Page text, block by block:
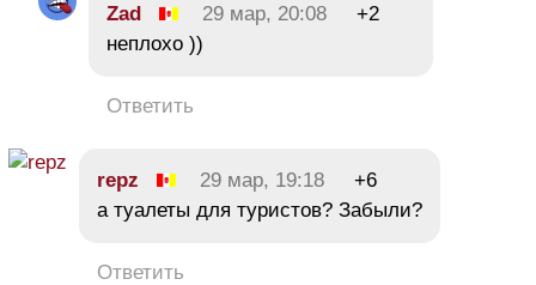
Zad 29 мар, 20:08
+2
неплохо ))
Ответить
repz 29 мар, 19:18
+6
а туалеты для туристов? Забыли?
Ответить